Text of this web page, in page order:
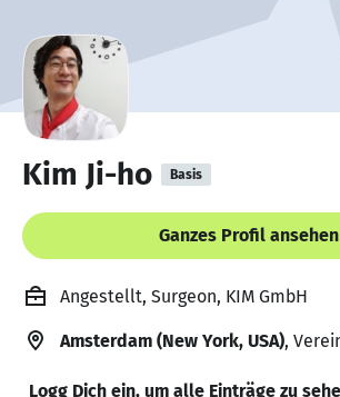
Kim Ji-ho Basis
Ganzes Profil ansehen
Angestellt, Surgeon, KIM GmbH
Amsterdam (New York, USA),
Logg Dich ein, um alle Einträge zu